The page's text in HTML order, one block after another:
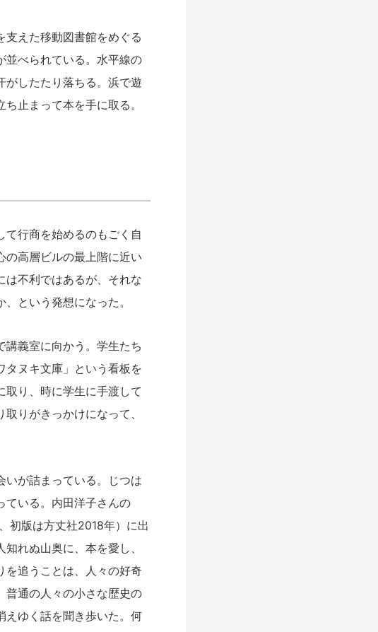
えた移動図書館をめぐる
並べられている。水平線の
がしたたり落ちる。浜で遊
止まって本を手に取る。
行商を始めるのもごく自
の高層ビルの最上階に近い
は不利ではあるが、それな
という発想になった。
義室に向かう。学生たち
タヌキ文庫」という看板を
取り、時に学生に手渡して
りがきっかけになって、
が詰まっている。じつは
ている。内田洋子さんの
初版は方丈社2018年）に出
れぬ山奥に、本を愛し、
を追うことは、人々の好奇
普通の人々の小さな歴史の
えゆく話を聞き歩いた。何